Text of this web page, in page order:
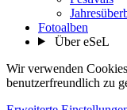
Fotoalben
Über eSeL
Wir verwenden
benutzerfreundlich zu